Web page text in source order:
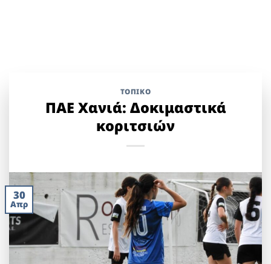
ΤΟΠΙΚΌ
ΠΑΕ Χανιά: Δοκιμαστικά
κοριτσιών
30
Απρ